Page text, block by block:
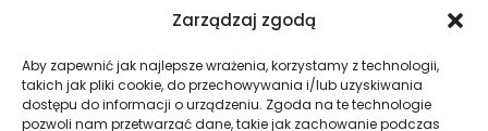
Zarządzaj zgodą
Aby zapewnić jak najlepsze wrażenia, korzystamy z technologii,
takich jak pliki cookie, do przechowywania i/lub uzyskiwania
dostępu do informacji o urządzeniu. Zgoda na te technologie
pozwoli nam przetwarzać dane, takie jak zachowanie podczas